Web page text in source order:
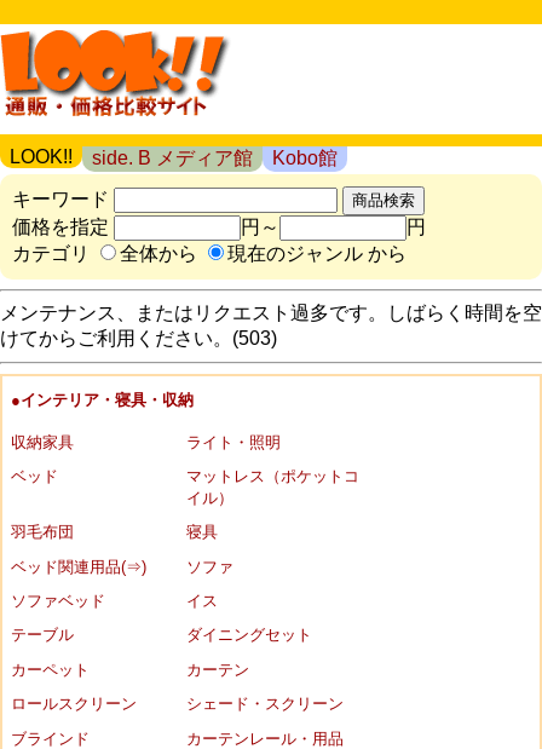
LOOK!! side. B メディア館
Kobo館
キーワード
価格を指定
円～
円
カテゴリ
全体から 現在のジャンル から
メンテナンス、またはリクエスト過多です。しばらく時間を空
けてからご利用ください。(503)
●インテリア・寝具・収納
収納家具
ライト・照明
ベッド
マットレス（ポケットコ
イル）
羽毛布団
寝具
ベッド関連用品(⇒)
ソファ
ソファベッド
イス
テーブル
ダイニングセット
カーペット
カーテン
ロールスクリーン
シェード・スクリーン
ブラインド
カーテンレール・用品